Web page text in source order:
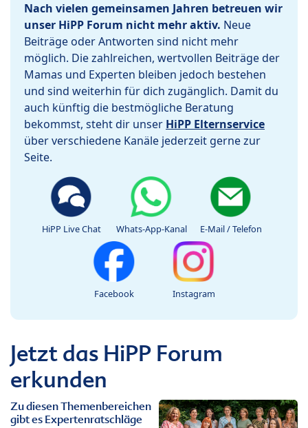
Nach vielen gemeinsamen Jahren betreuen wir
unser HiPP Forum nicht mehr aktiv. Neue
Beiträge oder Antworten sind nicht mehr
möglich. Die zahlreichen, wertvollen Beiträge der
Mamas und Experten bleiben jedoch bestehen
und sind weiterhin für dich zugänglich. Damit du
auch künftig die bestmögliche Beratung
bekommst, steht dir unser HiPP Elternservice
über verschiedene Kanäle jederzeit gerne zur
Seite.
HiPP Live Chat Whats-App-Kanal E-Mail / Telefon
Facebook Instagram
Jetzt das HiPP Forum
erkunden
Zu diesen Themenbereichen
gibt es Expertenratschläge